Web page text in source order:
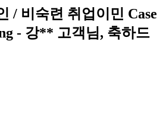
/ 비숙련 취업이민 Case
- 강** 고객님, 축하드